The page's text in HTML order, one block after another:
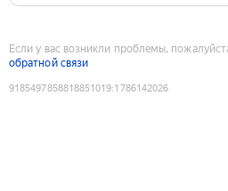
Если у вас возникли проблемы,
обратной связи
9185497858818851019:1786142026